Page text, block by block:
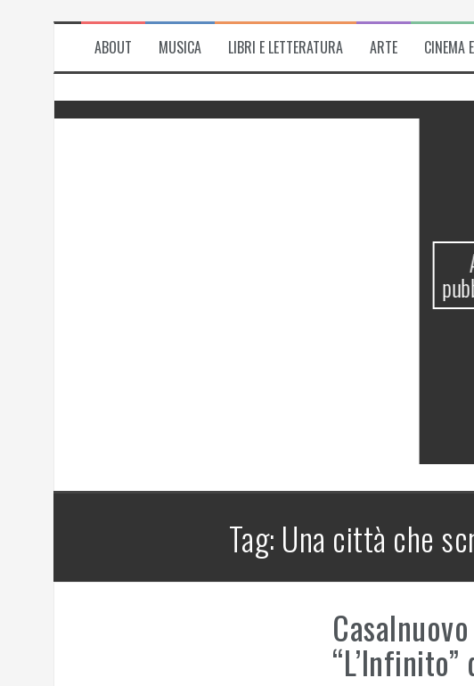
ABOUT MUSICA LIBRI E LETTERATURA ARTE CINEMA
Tag: Una città che